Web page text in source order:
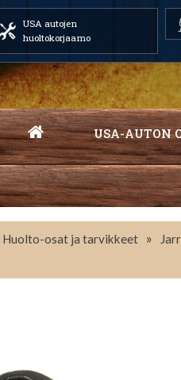
USA autojen
huoltokorjaamo
USA-AUTON
Huolto-osat ja tarvikkeet »